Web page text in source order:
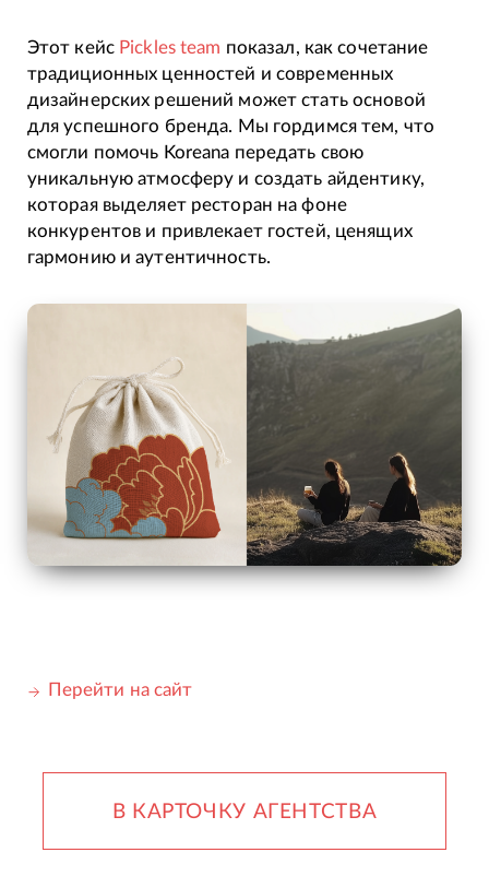
Этот кейс Pickles team показал, как сочетание
традиционных ценностей и современных
дизайнерских решений может стать основой
для успешного бренда. Мы гордимся тем, что
смогли помочь Koreana передать свою
уникальную атмосферу и создать айдентику,
которая выделяет ресторан на фоне
конкурентов и привлекает гостей, ценящих
гармонию и аутентичность.
Перейти на сайт
В КАРТОЧКУ АГЕНТСТВА